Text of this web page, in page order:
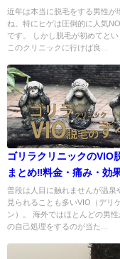
等
近年は本当に脱毛をする男性が
ね。特にヒゲは圧倒的に人気
です。 しかし脱毛が初めてと
このクリニックに行けば良...
ゴリラクリニックのVIO
まとめ‼︎料金・痛み・効
普段は人目に触れませんが温泉
見られることも多いVIO（デリ
ン）。 海外ではほとんどの男
の自己処理をするのが当た...